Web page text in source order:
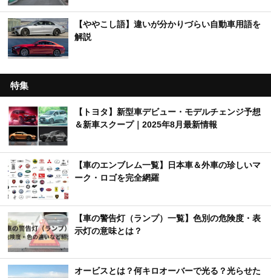
【ややこし語】違いが分かりづらい自動車用語を
解説
特集
【トヨタ】新型車デビュー・モデルチェンジ予想
＆新車スクープ｜2025年8月最新情報
【車のエンブレム一覧】日本車＆外車の珍しいマ
ーク・ロゴを完全網羅
【車の警告灯（ランプ）一覧】色別の危険度・表
示灯の意味とは？
オービスとは？何キロオーバーで光る？光らせた